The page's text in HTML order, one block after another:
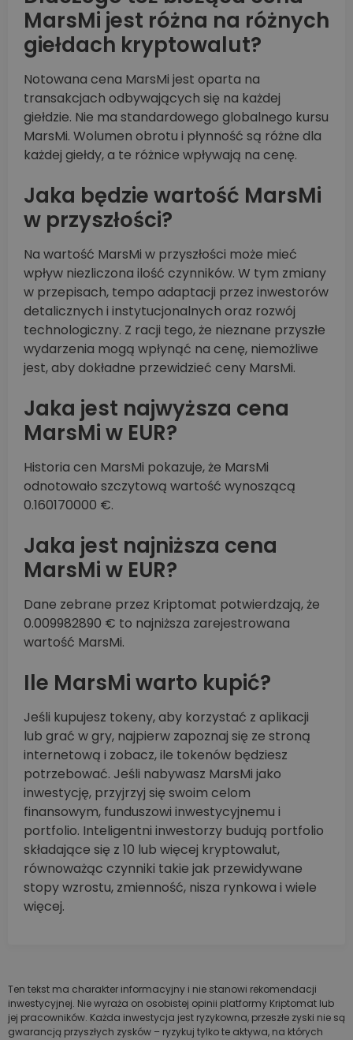
MarsMi jest różna na różnych
giełdach kryptowalut?
Notowana cena MarsMi jest oparta na
transakcjach odbywających się na każdej
giełdzie. Nie ma standardowego globalnego kursu
MarsMi. Wolumen obrotu i płynność są różne dla
każdej giełdy, a te różnice wpływają na cenę.
Jaka będzie wartość MarsMi
w przyszłości?
Na wartość MarsMi w przyszłości może mieć
wpływ niezliczona ilość czynników. W tym zmiany
w przepisach, tempo adaptacji przez inwestorów
detalicznych i instytucjonalnych oraz rozwój
technologiczny. Z racji tego, że nieznane przyszłe
wydarzenia mogą wpłynąć na cenę, niemożliwe
jest, aby dokładne przewidzieć ceny MarsMi.
Jaka jest najwyższa cena
MarsMi w EUR?
Historia cen MarsMi pokazuje, że MarsMi
odnotowało szczytową wartość wynoszącą
0.160170000 €.
Jaka jest najniższa cena
MarsMi w EUR?
Dane zebrane przez Kriptomat potwierdzają, że
0.009982890 € to najniższa zarejestrowana
wartość MarsMi.
Ile MarsMi warto kupić?
Jeśli kupujesz tokeny, aby korzystać z aplikacji
lub grać w gry, najpierw zapoznaj się ze stroną
internetową i zobacz, ile tokenów będziesz
potrzebować. Jeśli nabywasz MarsMi jako
inwestycję, przyjrzyj się swoim celom
finansowym, funduszowi inwestycyjnemu i
portfolio. Inteligentni inwestorzy budują portfolio
składające się z 10 lub więcej kryptowalut,
równoważąc czynniki takie jak przewidywane
stopy wzrostu, zmienność, nisza rynkowa i wiele
więcej.
Ten tekst ma charakter informacyjny i nie stanowi rekomendacji
inwestycyjnej. Nie wyraża on osobistej opinii platformy Kriptomat lub
jej pracowników. Każda inwestycja jest ryzykowna, przeszłe zyski nie są
gwarancją przyszłych zysków – ryzykuj tylko te aktywa, na których